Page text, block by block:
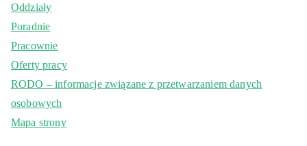
Oddziały
Poradnie
Pracownie
Oferty pracy
RODO – informacje związane z przetwarzaniem danych
osobowych
Mapa strony